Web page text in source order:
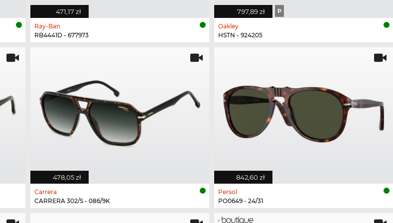
471,17 zł
Ray-Ban
RB4441D - 677973
797,89 zł P
Oakley
HSTN - 924205
478,05 zł
Carrera
CARRERA 302/S - 086/9K
842,60 zł
Persol
PO0649 - 24/31